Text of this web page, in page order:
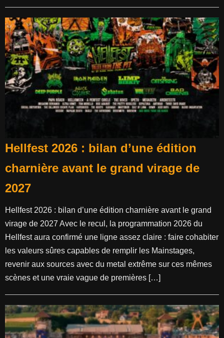
Hellfest 2026 : bilan d’une édition
charnière avant le grand virage de
2027
Hellfest 2026 : bilan d’une édition charnière avant le grand
virage de 2027 Avec le recul, la programmation 2026 du
Hellfest aura confirmé une ligne assez claire : faire cohabiter
les valeurs sûres capables de remplir les Mainstages,
revenir aux sources avec du metal extrême sur ces mêmes
scènes et une vraie vague de premières […]